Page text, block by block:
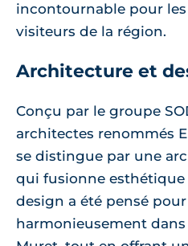
incontournable pour
visiteurs de la région.
Architecture et
Conçu par le groupe
architectes renommés
se distingue par une
qui fusionne
design a été pensé
harmonieusement